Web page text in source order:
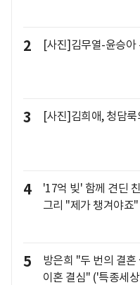
2 [사진]김무열-윤승아
3 [사진]김희애, 청담룩
4
'17억 빚' 함께 견딘
그리 "제가 챙겨야죠
5
방은희 "두 번의 결
이혼 결심" ('특종세